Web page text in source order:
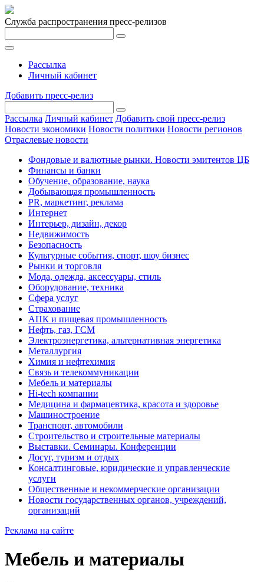
Служба распространения пресс-релизов
Рассылка
Личный кабинет
Добавить пресс-релиз
Рассылка Личный кабинет Добавить свой пресс-релиз
Новости экономики Новости политики Новости регионов
Отраслевые новости
Фондовые и валютные рынки. Новости эмитентов ЦБ
Финансы и банки
Обучение, образование, наука
Добывающая промышленность
PR, маркетинг, реклама
Интернет
Интерьер, дизайн, декор
Недвижимость
Безопасность
Культурные события, спорт, шоу бизнес
Рынки и торговля
Мода, одежда, аксессуары, стиль
Оборудование, техника
Сфера услуг
Страхование
АПК и пищевая промышленность
Нефть, газ, ГСМ
Электроэнергетика, альтернативная энергетика
Металлургия
Химия и нефтехимия
Связь и телекоммуникации
Мебель и материалы
Hi-tech компании
Медицина и фармацевтика, красота и здоровье
Машиностроение
Транспорт, автомобили
Строительство и строительные материалы
Выставки. Семинары. Конференции
Досуг, туризм и отдых
Консалтинговые, юридические и управленческие
услуги
Общественные и некоммерческие организации
Новости государственных органов, учреждений,
организаций
Реклама на сайте
Мебель и материалы